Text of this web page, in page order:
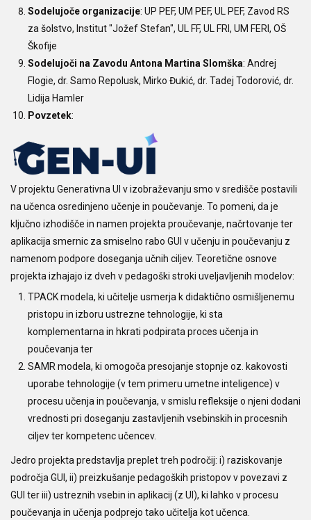
Sodelujoče organizacije: UP PEF, UM PEF, UL PEF, Zavod RS
za šolstvo, Institut "Jožef Stefan", UL FF, UL FRI, UM FERI, OŠ
Škofije
Sodelujoči na Zavodu Antona Martina Slomška: Andrej
Flogie, dr. Samo Repolusk, Mirko Đukić, dr. Tadej Todorović, dr.
Lidija Hamler
Povzetek:
V projektu Generativna UI v izobraževanju smo v središče postavili
na učenca osredinjeno učenje in poučevanje. To pomeni, da je
ključno izhodišče in namen projekta proučevanje, načrtovanje ter
aplikacija smernic za smiselno rabo GUI v učenju in poučevanju z
namenom podpore doseganja učnih ciljev. Teoretične osnove
projekta izhajajo iz dveh v pedagoški stroki uveljavljenih modelov:
TPACK modela, ki učitelje usmerja k didaktično osmišljenemu
pristopu in izboru ustrezne tehnologije, ki sta
komplementarna in hkrati podpirata proces učenja in
poučevanja ter
SAMR modela, ki omogoča presojanje stopnje oz. kakovosti
uporabe tehnologije (v tem primeru umetne inteligence) v
procesu učenja in poučevanja, v smislu refleksije o njeni dodani
vrednosti pri doseganju zastavljenih vsebinskih in procesnih
ciljev ter kompetenc učencev.
Jedro projekta predstavlja preplet treh področij: i) raziskovanje
področja GUI, ii) preizkušanje pedagoških pristopov v povezavi z
GUI ter iii) ustreznih vsebin in aplikacij (z UI), ki lahko v procesu
poučevanja in učenja podprejo tako učitelja kot učenca.